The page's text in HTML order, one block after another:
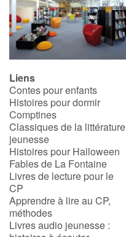
Liens
Contes pour enfants
Histoires pour dormir
Comptines
Classiques de la littérature
jeunesse
Histoires pour Halloween
Fables de La Fontaine
Livres de lecture pour le
CP
Apprendre à lire au CP,
méthodes
Livres audio jeunesse :